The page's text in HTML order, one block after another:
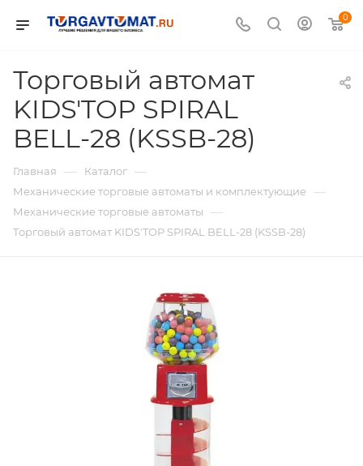
0
Торговый автомат
KIDS'TOP SPIRAL
BELL-28 (KSSB-28)
Главная — Каталог —
Механические торговые автоматы и комплектующие —
Механические торговые автоматы —
Торговый автомат KIDS'TOP SPIRAL BELL-28 (KSSB-28)